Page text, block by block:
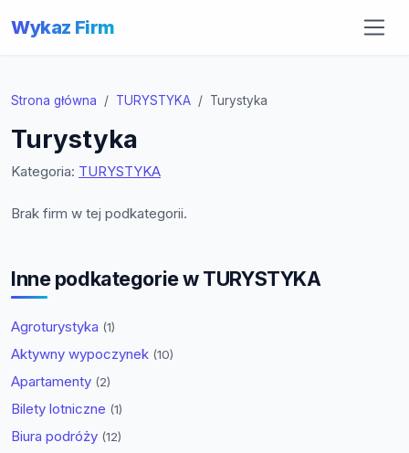
Wykaz Firm
Strona główna TURYSTYKA Turystyka
Turystyka
Kategoria: TURYSTYKA
Brak firm w tej podkategorii.
Inne podkategorie w TURYSTYKA
Agroturystyka (1)
Aktywny wypoczynek (10)
Apartamenty (2)
Bilety lotniczne (1)
Biura podróży (12)